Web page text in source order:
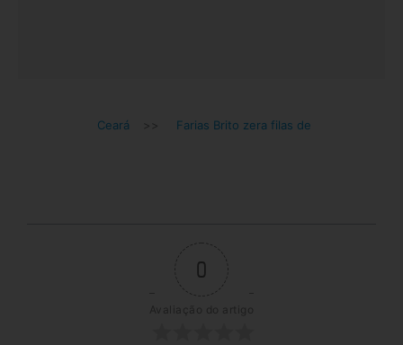
Ceará >> Farias Brito zera filas de
0
Avaliação do artigo